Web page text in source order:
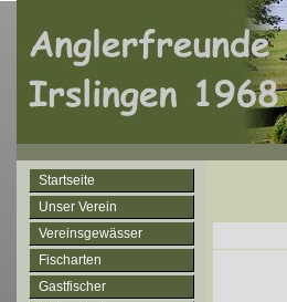
Startseite
Unser Verein
Vereinsgewässer
Fischarten
Gastfischer